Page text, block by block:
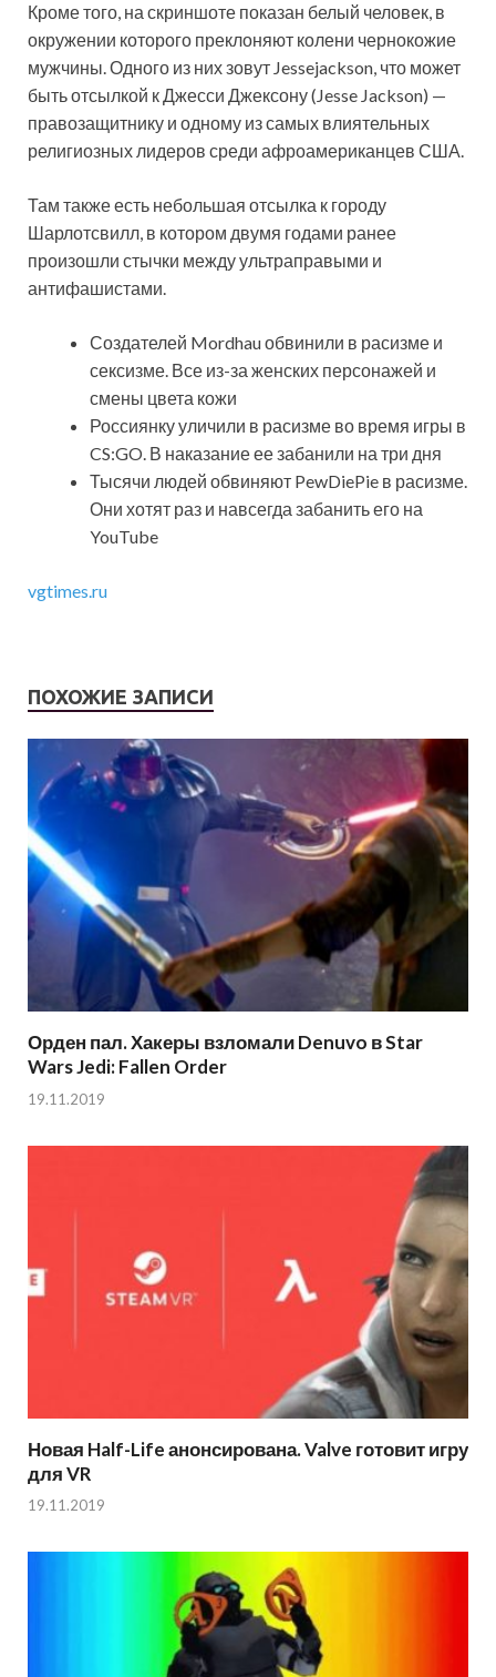
Кроме того, на скриншоте показан белый человек, в
окружении которого преклоняют колени чернокожие
мужчины. Одного из них зовут Jessejackson, что может
быть отсылкой к Джесси Джексону (Jesse Jackson) —
правозащитнику и одному из самых влиятельных
религиозных лидеров среди афроамериканцев США.
Там также есть небольшая отсылка к городу
Шарлотсвилл, в котором двумя годами ранее
произошли стычки между ультраправыми и
антифашистами.
Создателей Mordhau обвинили в расизме и
сексизме. Все из-за женских персонажей и
смены цвета кожи
Россиянку уличили в расизме во время игры в
CS:GO. В наказание ее забанили на три дня
Тысячи людей обвиняют PewDiePie в расизме.
Они хотят раз и навсегда забанить его на
YouTube
vgtimes.ru
ПОХОЖИЕ ЗАПИСИ
Орден пал. Хакеры взломали Denuvo в Star
Wars Jedi: Fallen Order
19.11.2019
Новая Half-Life анонсирована. Valve готовит игру
для VR
19.11.2019